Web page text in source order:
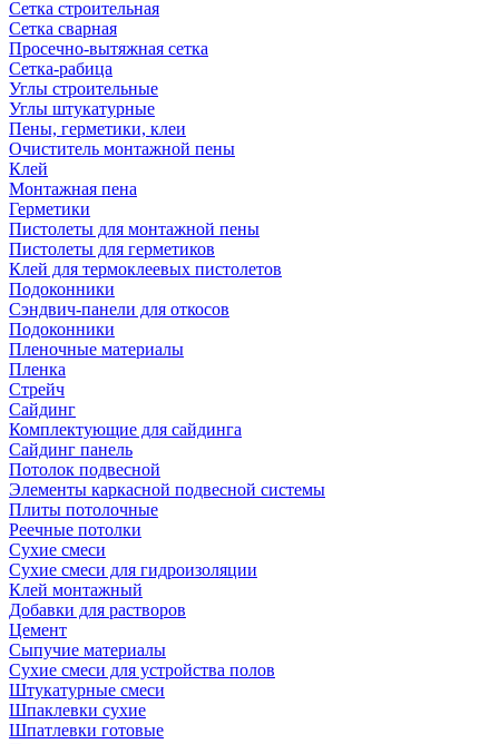
Сетка строительная
Сетка сварная
Просечно-вытяжная сетка
Сетка-рабица
Углы строительные
Углы штукатурные
Пены, герметики, клеи
Очиститель монтажной пены
Клей
Монтажная пена
Герметики
Пистолеты для монтажной пены
Пистолеты для герметиков
Клей для термоклеевых пистолетов
Подоконники
Сэндвич-панели для откосов
Подоконники
Пленочные материалы
Пленка
Стрейч
Сайдинг
Комплектующие для сайдинга
Сайдинг панель
Потолок подвесной
Элементы каркасной подвесной системы
Плиты потолочные
Реечные потолки
Сухие смеси
Сухие смеси для гидроизоляции
Клей монтажный
Добавки для растворов
Цемент
Сыпучие материалы
Сухие смеси для устройства полов
Штукатурные смеси
Шпаклевки сухие
Шпатлевки готовые